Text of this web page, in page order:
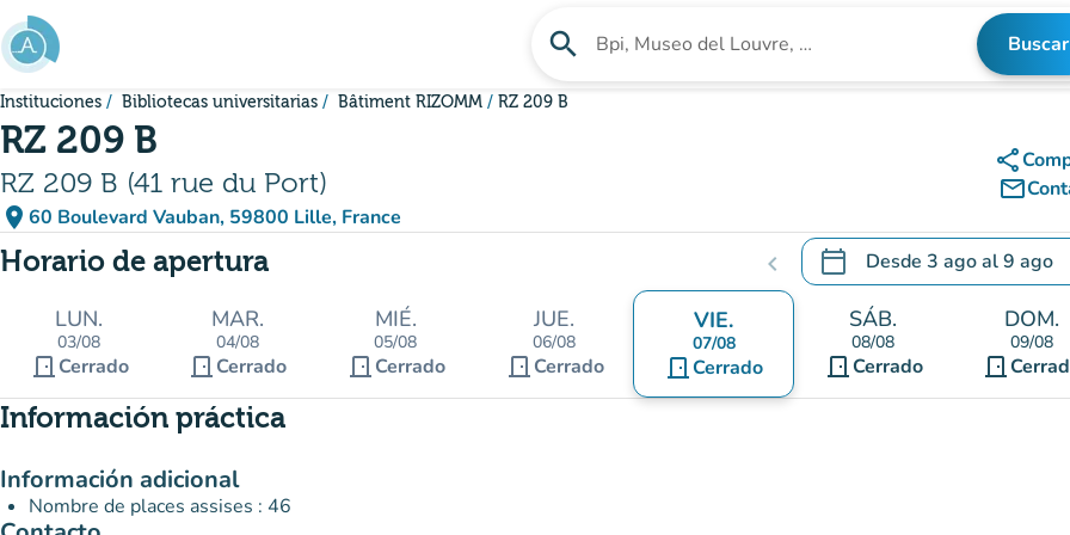
Ir al contenido principal
search Buscar un establecimiento Buscar
Instituciones Bibliotecas universitarias Bâtiment RIZOMM RZ 209 B
RZ 209 B
RZ 209 B (41 rue du Port)
place 60 Boulevard Vauban, 59800 Lille, France
(abrir en Google Maps)
(nueva pestaña)
share
mail_outline
Horario de apertura chevron_left calendar_today Desde 3 agoal9 ago
.Abra el calendario para
LUN.
03/08
door_front Cerrado
MAR.
04/08
door_front Cerrado
MIÉ.
05/08
door_front Cerrado
JUE.
06/08
door_front Cerrado
VIE.
07/08
door_frontCerrado
SÁB.
08/08
door_front Cerrado
DOM.
09/08
door_front
Información práctica
Información adicional
Nombre de places assises : 46